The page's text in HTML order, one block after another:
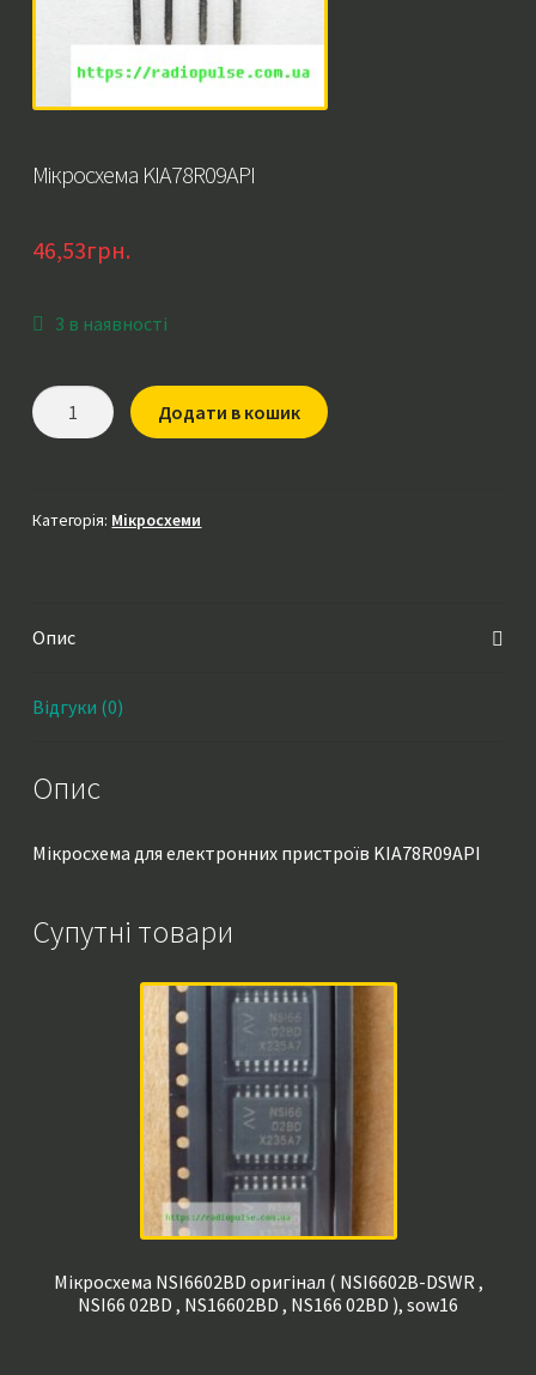
Мікросхема KIA78R09API
46,53грн.
3 в наявності
Мікросхема
KIA78R09API
Додати в кошик
Категорія: Мікросхеми
Опис
Відгуки (0)
Опис
Мікросхема для електронних пристроїв KIA78R09API
Супутні товари
Мікросхема NSI6602BD оригінал ( NSI6602B-DSWR ,
NSI66 02BD , NS16602BD , NS166 02BD ), sow16